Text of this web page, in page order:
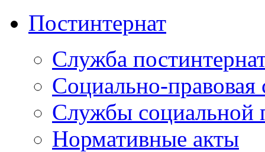
Постинтернат
Служба
Социально-правовая
Службы социальной
Нормативные акты